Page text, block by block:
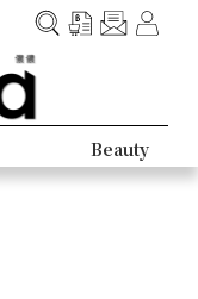
Beauty